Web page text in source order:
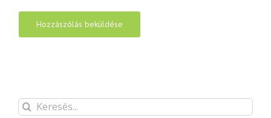
Keresés...